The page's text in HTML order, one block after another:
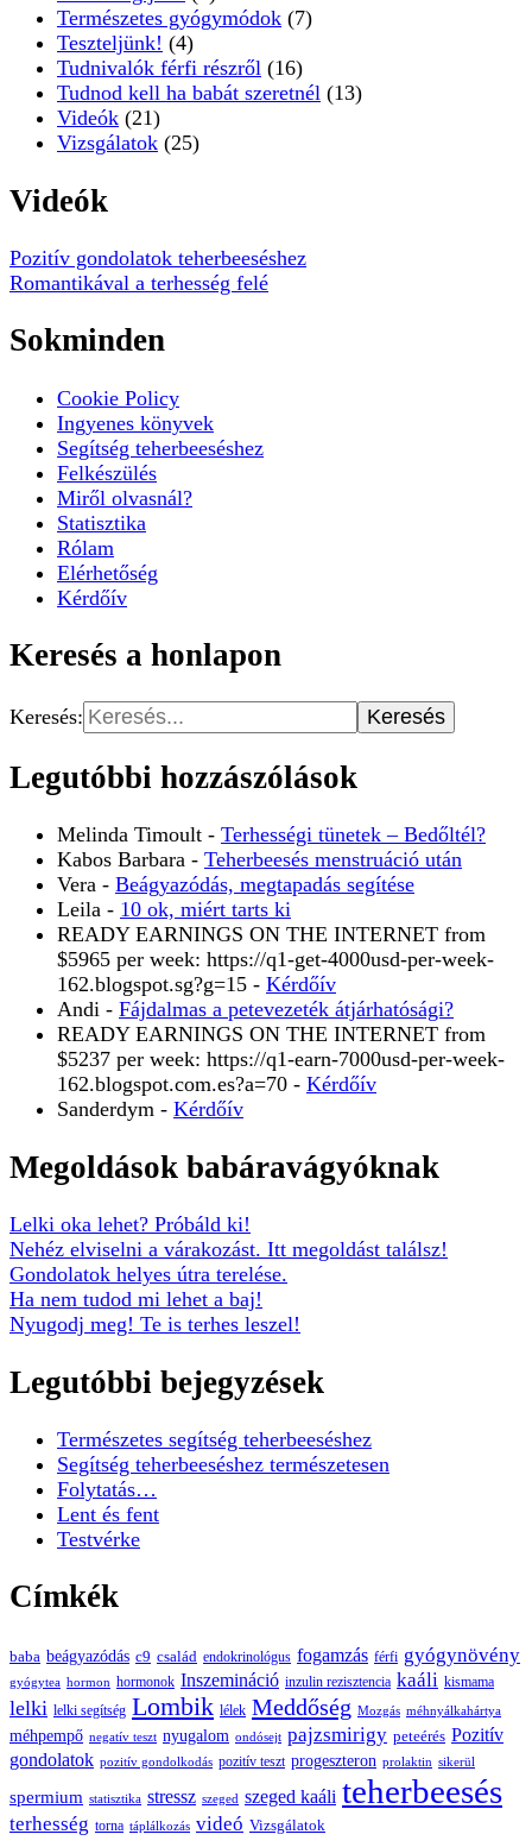
Természetes gyógymódok (7)
Teszteljünk! (4)
Tudnivalók férfi részről (16)
Tudnod kell ha babát szeretnél (13)
Videók (21)
Vizsgálatok (25)
Videók
Pozitív gondolatok teherbeeséshez
Romantikával a terhesség felé
Sokminden
Cookie Policy
Ingyenes könyvek
Segítség teherbeeséshez
Felkészülés
Miről olvasnál?
Statisztika
Rólam
Elérhetőség
Kérdőív
Keresés a honlapon
Keresés:
Legutóbbi hozzászólások
Melinda Timoult - Terhességi tünetek – Bedőltél?
Kabos Barbara - Teherbeesés menstruáció után
Vera - Beágyazódás, megtapadás segítése
Leila - 10 ok, miért tarts ki
READY EARNINGS ON THE INTERNET from
$5965 per week: https://q1-get-4000usd-per-week-
162.blogspot.sg?g=15 - Kérdőív
Andi - Fájdalmas a petevezeték átjárhatósági?
READY EARNINGS ON THE INTERNET from
$5237 per week: https://q1-earn-7000usd-per-week-
162.blogspot.com.es?a=70 - Kérdőív
Sanderdym - Kérdőív
Megoldások babáravágyóknak
Lelki oka lehet? Próbáld ki!
Nehéz elviselni a várakozást. Itt megoldást találsz!
Gondolatok helyes útra terelése.
Ha nem tudod mi lehet a baj!
Nyugodj meg! Te is terhes leszel!
Legutóbbi bejegyzések
Természetes segítség teherbeeséshez
Segítség teherbeeséshez természetesen
Folytatás…
Lent és fent
Testvérke
Címkék
baba beágyazódás c9 család endokrinológus fogamzás férfi gyógynövény
gyógytea hormon hormonok Inszemináció inzulin rezisztencia kaáli kismama
lelki lelki segítség Lombik lélek Meddőség Mozgás méhnyálkahártya
méhpempő negatív teszt nyugalom ondósejt pajzsmirigy peteérés Pozitív
gondolatok pozitív gondolkodás pozitív teszt progeszteron prolaktin sikerül
spermium statisztika stressz szeged szeged kaáli teherbeesés
terhesség torna táplálkozás videó Vizsgálatok